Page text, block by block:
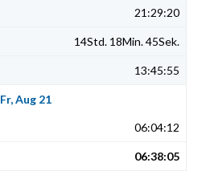
21:29:20
14Std. 18Min. 45Sek.
13:45:55
Fr, Aug 21
06:04:12
06:38:05